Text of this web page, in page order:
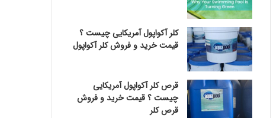
کلر آکواپول آمریکایی چیست ؟
قیمت خرید و فروش کلر آکواپول
قرص کلر آکواپول آمریکایی
چیست ؟ قیمت خرید و فروش
قرص کلر